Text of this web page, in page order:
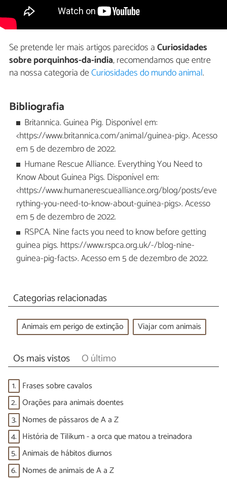
Se pretende ler mais artigos parecidos aCuriosidades
sobre porquinhos-da-índia, recomendamos que entre
na nossa categoria deCuriosidades do mundo animal.
Bibliografia
Britannica. Guinea Pig. Disponível em:
<https://www.britannica.com/animal/guinea-pig>. Acesso
em 5 de dezembro de 2022.
Humane Rescue Alliance. Everything You Need to
Know About Guinea Pigs. Disponível em:
<https://www.humanerescuealliance.org/blog/posts/eve
rything-you-need-to-know-about-guinea-pigs>. Acesso
em 5 de dezembro de 2022.
RSPCA. Nine facts you need to know before getting
guinea pigs. https://www.rspca.org.uk/-/blog-nine-
guinea-pig-facts>. Acesso em 5 de dezembro de 2022.
Categorias relacionadas
Animais em perigo de extinção Viajar com animais
Os mais vistos O último
1. Frases sobre cavalos
2. Orações para animais doentes
3. Nomes de pássaros de A a Z
4. História de Tilikum - a orca que matou a treinadora
5. Animais de hábitos diurnos
6. Nomes de animais de A a Z